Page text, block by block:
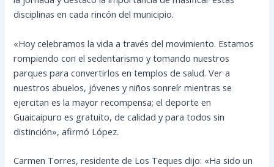
disciplinas en cada rincón del municipio.
«Hoy celebramos la vida a través del movimiento. Estamos
rompiendo con el sedentarismo y tomando nuestros
parques para convertirlos en templos de salud. Ver a
nuestros abuelos, jóvenes y niños sonreír mientras se
ejercitan es la mayor recompensa; el deporte en
Guaicaipuro es gratuito, de calidad y para todos sin
distinción», afirmó López.
Carmen Torres, residente de Los Teques dijo: «Ha sido un